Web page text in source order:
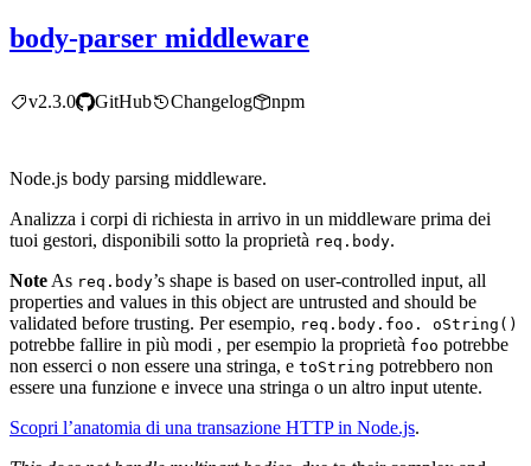
body-parser middleware
v2.3.0 GitHub Changelog npm
Node.js body parsing middleware.
Analizza i corpi di richiesta in arrivo in un middleware prima dei
tuoi gestori, disponibili sotto la proprietà req.body.
Note As req.body’s shape is based on user-controlled input, all
properties and values in this object are untrusted and should be
validated before trusting. Per esempio, req.body.foo. oString()
potrebbe fallire in più modi , per esempio la proprietà foo potrebbe
non esserci o non essere una stringa, e toString potrebbero non
essere una funzione e invece una stringa o un altro input utente.
Scopri l’anatomia di una transazione HTTP in Node.js.